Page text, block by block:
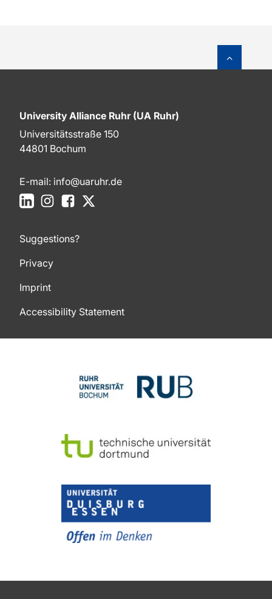
University Alliance Ruhr (UA Ruhr)
Universitätsstraße 150
44801 Bochum
E-mail: info@uaruhr.de
LinkedInInstagramFacebook
Suggestions?
Privacy
Imprint
Accessibility Statement